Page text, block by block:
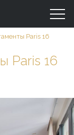
Paris 16
Paris 16